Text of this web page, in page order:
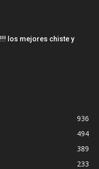
los mejores chiste y
936
494
389
233